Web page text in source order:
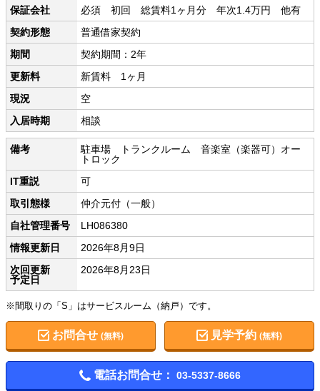
保証会社
必須 初回 総賃料1ヶ月分 年次1.4万円 他有
契約形態
普通借家契約
期間
契約期間：2年
更新料
新賃料 1ヶ月
現況
空
入居時期
相談
備考
駐車場 トランクルーム 音楽室（楽器可）オー
トロック
IT重説
可
取引態様
仲介元付（一般）
自社管理番号
LH086380
情報更新日
2026年8月9日
次回更新
予定日
2026年8月23日
※間取りの「S」はサービスルーム（納戸）です。
お問合せ (無料) 見学予約(無料)
電話お問合せ： 03-5337-8666